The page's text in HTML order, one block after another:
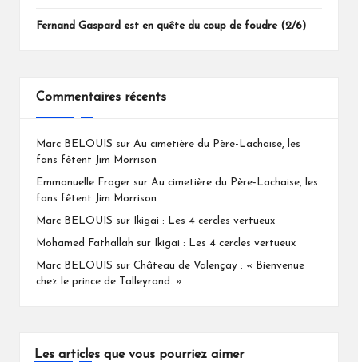
Fernand Gaspard est en quête du coup de foudre (2/6)
Commentaires récents
Marc BELOUIS sur Au cimetière du Père-Lachaise, les
fans fêtent Jim Morrison
Emmanuelle Froger sur Au cimetière du Père-Lachaise, les
fans fêtent Jim Morrison
Marc BELOUIS sur Ikigai : Les 4 cercles vertueux
Mohamed Fathallah sur Ikigai : Les 4 cercles vertueux
Marc BELOUIS sur Château de Valençay : « Bienvenue
chez le prince de Talleyrand. »
Les articles que vous pourriez aimer